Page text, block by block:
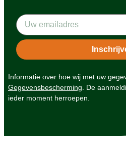
Informatie over hoe wij met uw
Gegevensbescherming . De
ieder moment herroepen.